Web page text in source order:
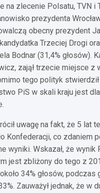
na zlecenie Polsatu, TVN i
prezydenta
obecny prezydent
Trzeciej Drogi
Bodnar (31,4% głosów).
zajął trzecie miejsce z
tego polityk
PiS w skali kraju jest
uwagę na fakt, że 5 lat
Konfederacji, co zdaniem
wyniki. Wskazał, że wynik
jest zbliżony do tego z
34% głosów, podczas
Zauważył jednak, że w